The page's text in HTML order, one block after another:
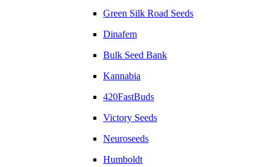
Green Silk Road Seeds
Dinafem
Bulk Seed Bank
Kannabia
420FastBuds
Victory Seeds
Neuroseeds
Humboldt